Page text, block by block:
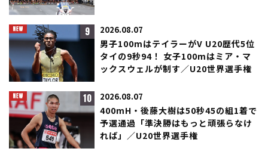
9 2026.08.07
男子100mはテイラーがV U20歴代5位
タイの9秒94！ 女子100mはミア・マ
ックスウェルが制す／U20世界選手権
10 2026.08.07
400mH・後藤大樹は50秒45の組1着で
予選通過「準決勝はもっと頑張らなけ
れば」／U20世界選手権